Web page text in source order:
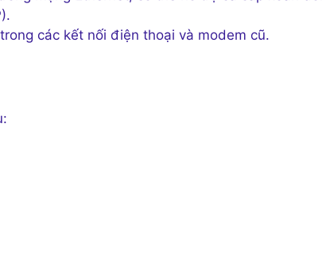
các kết nối điện thoại và modem cũ.